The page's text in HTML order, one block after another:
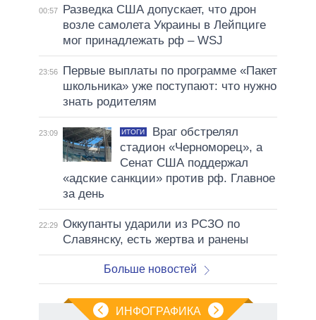
00:57
Разведка США допускает, что дрон
возле самолета Украины в Лейпциге
мог принадлежать рф – WSJ
23:56
Первые выплаты по программе «Пакет
школьника» уже поступают: что нужно
знать родителям
23:09 ИТОГИ
Враг обстрелял
стадион «Черноморец», а
Сенат США поддержал
«адские санкции» против рф. Главное
за день
22:29 Оккупанты ударили из РСЗО по
Славянску, есть жертва и ранены
Больше новостей
ИНФОГРАФИКА